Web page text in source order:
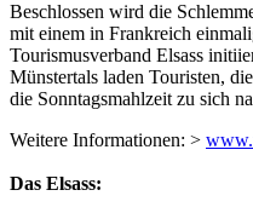
Beschlossen wird die
mit einem in Frankreich
Tourismusverband Elsass
Münstertals laden Touristen,
die Sonntagsmahlzeit zu sich
Weitere Informationen: >
Das Elsass: